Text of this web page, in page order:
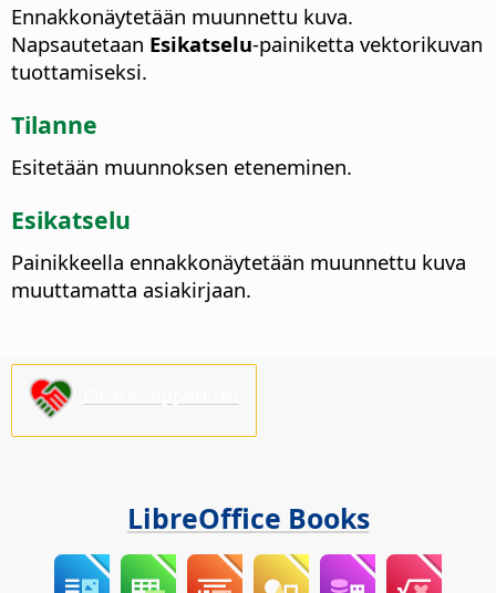
Ennakkonäytetään muunnettu kuva.
Napsautetaan Esikatselu-painiketta vektorikuvan
tuottamiseksi.
Tilanne
Esitetään muunnoksen eteneminen.
Esikatselu
Painikkeella ennakkonäytetään muunnettu kuva
muuttamatta asiakirjaan.
LibreOffice Books